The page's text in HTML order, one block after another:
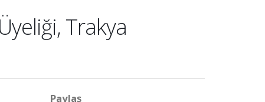
Trakya
Paylaş